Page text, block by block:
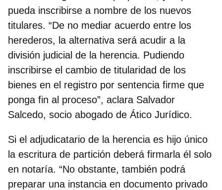
pueda inscribirse a nombre de los nuevos
titulares. “De no mediar acuerdo entre los
herederos, la alternativa será acudir a la
división judicial de la herencia. Pudiendo
inscribirse el cambio de titularidad de los
bienes en el registro por sentencia firme que
ponga fin al proceso”, aclara Salvador
Salcedo, socio abogado de Ático Jurídico.
Si el adjudicatario de la herencia es hijo único
la escritura de partición deberá firmarla él solo
en notaría. “No obstante, también podrá
preparar una instancia en documento privado